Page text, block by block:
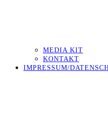
MEDIA KIT
KONTAKT
IMPRESSUM/